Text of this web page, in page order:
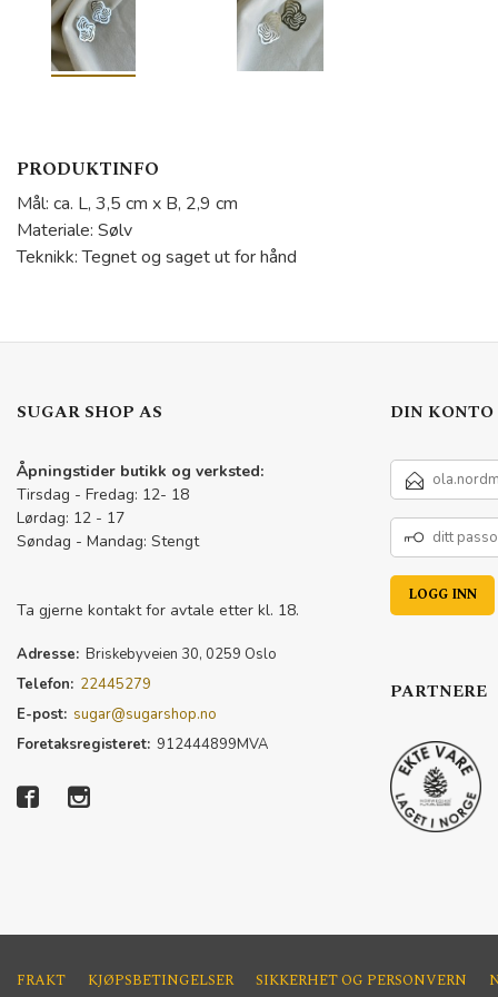
PRODUKTINFO
Mål: ca. L, 3,5 cm x B, 2,9 cm
Materiale: Sølv
Teknikk: Tegnet og saget ut for hånd
SUGAR SHOP AS
Åpningstider butikk og verksted:
Tirsdag - Fredag: 12- 18
Lørdag: 12 - 17
Søndag - Mandag: Stengt
Ta gjerne kontakt for avtale etter kl. 18.
Adresse: Briskebyveien 30, 0259 Oslo
Telefon: 22445279
E-post: sugar@sugarshop.no
Foretaksregisteret: 912444899MVA
DIN KONTO
E-
POSTADRESSE
DITT
PASSORD
PARTNERE
FRAKT KJØPSBETINGELSER SIKKERHET OG PERSONVERN